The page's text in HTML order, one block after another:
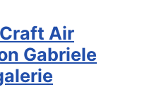
Air
Gabriele